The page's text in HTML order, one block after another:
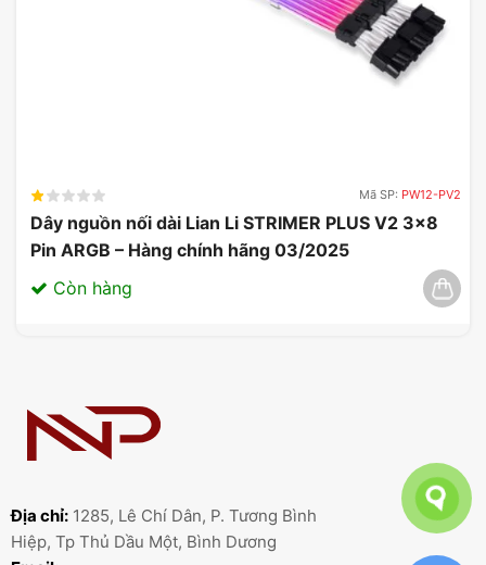
Mã SP: PW12-PV2
Dây nguồn nối dài Lian Li STRIMER PLUS V2 3×8
Pin ARGB – Hàng chính hãng 03/2025
Còn hàng
Địa chỉ: 1285, Lê Chí Dân, P. Tương Bình
Hiệp, Tp Thủ Dầu Một, Bình Dương